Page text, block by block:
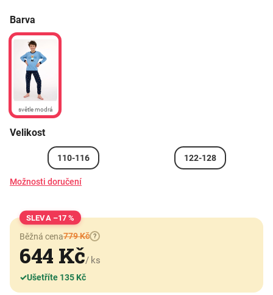
Barva
světle modrá
Velikost
110-116 122-128
Možnosti doručení
–17 %
Běžná cena779 Kč ?
644 Kč/ ks
✓Ušetříte 135 Kč